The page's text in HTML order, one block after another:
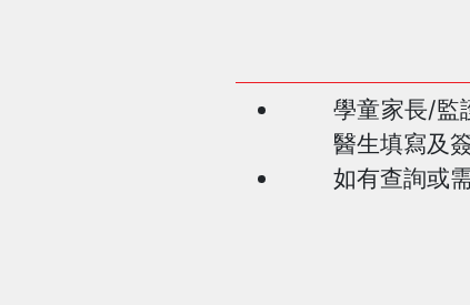
學童家長/監
醫生填寫及
如有查詢或